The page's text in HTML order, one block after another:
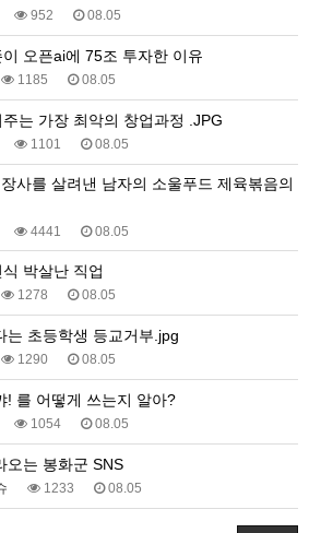
952 08.05
오픈ai에 75조 투자한 이유
1185 08.05
는 가장 최악의 창업과정 .JPG
1101 08.05
4441 08.05
박살난 직업
1278 08.05
는 초등학생 등교거부.jpg
1290 08.05
! 를 어떻게 쓰는지 알아?
1054 08.05
오는 봉화군 SNS
1233 08.05